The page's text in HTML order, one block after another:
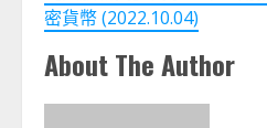
密貨幣 (2022.10.04)
About The Author